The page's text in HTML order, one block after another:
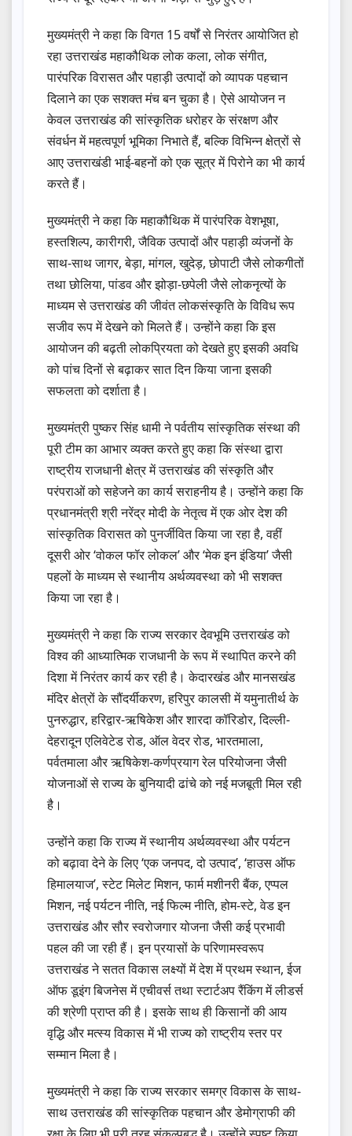
मुख्यमंत्री ने कहा कि विगत 15 वर्षों से निरंतर आयोजित हो
रहा उत्तराखंड महाकौथिक लोक कला, लोक संगीत,
पारंपरिक विरासत और पहाड़ी उत्पादों को व्यापक पहचान
दिलाने का एक सशक्त मंच बन चुका है। ऐसे आयोजन न
केवल उत्तराखंड की सांस्कृतिक धरोहर के संरक्षण और
संवर्धन में महत्वपूर्ण भूमिका निभाते हैं, बल्कि विभिन्न क्षेत्रों से
आए उत्तराखंडी भाई-बहनों को एक सूत्र में पिरोने का भी कार्य
करते हैं।
मुख्यमंत्री ने कहा कि महाकौथिक में पारंपरिक वेशभूषा,
हस्तशिल्प, कारीगरी, जैविक उत्पादों और पहाड़ी व्यंजनों के
साथ-साथ जागर, बेड़ा, मांगल, खुदेड़, छोपाटी जैसे लोकगीतों
तथा छोलिया, पांडव और झोड़ा-छपेली जैसे लोकनृत्यों के
माध्यम से उत्तराखंड की जीवंत लोकसंस्कृति के विविध रूप
सजीव रूप में देखने को मिलते हैं। उन्होंने कहा कि इस
आयोजन की बढ़ती लोकप्रियता को देखते हुए इसकी अवधि
को पांच दिनों से बढ़ाकर सात दिन किया जाना इसकी
सफलता को दर्शाता है।
मुख्यमंत्री पुष्कर सिंह धामी ने पर्वतीय सांस्कृतिक संस्था की
पूरी टीम का आभार व्यक्त करते हुए कहा कि संस्था द्वारा
राष्ट्रीय राजधानी क्षेत्र में उत्तराखंड की संस्कृति और
परंपराओं को सहेजने का कार्य सराहनीय है। उन्होंने कहा कि
प्रधानमंत्री श्री नरेंद्र मोदी के नेतृत्व में एक ओर देश की
सांस्कृतिक विरासत को पुनर्जीवित किया जा रहा है, वहीं
दूसरी ओर ‘वोकल फॉर लोकल’ और ‘मेक इन इंडिया’ जैसी
पहलों के माध्यम से स्थानीय अर्थव्यवस्था को भी सशक्त
किया जा रहा है।
मुख्यमंत्री ने कहा कि राज्य सरकार देवभूमि उत्तराखंड को
विश्व की आध्यात्मिक राजधानी के रूप में स्थापित करने की
दिशा में निरंतर कार्य कर रही है। केदारखंड और मानसखंड
मंदिर क्षेत्रों के सौंदर्यीकरण, हरिपुर कालसी में यमुनातीर्थ के
पुनरुद्धार, हरिद्वार-ऋषिकेश और शारदा कॉरिडोर, दिल्ली-
देहरादून एलिवेटेड रोड, ऑल वेदर रोड, भारतमाला,
पर्वतमाला और ऋषिकेश-कर्णप्रयाग रेल परियोजना जैसी
योजनाओं से राज्य के बुनियादी ढांचे को नई मजबूती मिल रही
है।
उन्होंने कहा कि राज्य में स्थानीय अर्थव्यवस्था और पर्यटन
को बढ़ावा देने के लिए ‘एक जनपद, दो उत्पाद’, ‘हाउस ऑफ
हिमालयाज’, स्टेट मिलेट मिशन, फार्म मशीनरी बैंक, एप्पल
मिशन, नई पर्यटन नीति, नई फिल्म नीति, होम-स्टे, वेड इन
उत्तराखंड और सौर स्वरोजगार योजना जैसी कई प्रभावी
पहल की जा रही हैं। इन प्रयासों के परिणामस्वरूप
उत्तराखंड ने सतत विकास लक्ष्यों में देश में प्रथम स्थान, ईज
ऑफ डूइंग बिजनेस में एचीवर्स तथा स्टार्टअप रैंकिंग में लीडर्स
की श्रेणी प्राप्त की है। इसके साथ ही किसानों की आय
वृद्धि और मत्स्य विकास में भी राज्य को राष्ट्रीय स्तर पर
सम्मान मिला है।
मुख्यमंत्री ने कहा कि राज्य सरकार समग्र विकास के साथ-
साथ उत्तराखंड की सांस्कृतिक पहचान और डेमोग्राफी की